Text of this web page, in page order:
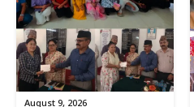
August 9, 2026